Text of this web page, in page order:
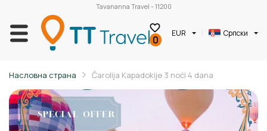
Tavananna Travel - 11200
0 EUR Српски
Насловна страна Čarolija Kapadokije 3 noći 4 dana